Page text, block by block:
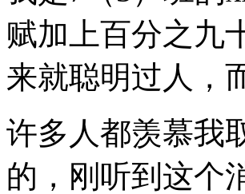
赋加上百分之九
来就聪明过人，
许多人都羡慕我
的，刚听到这个